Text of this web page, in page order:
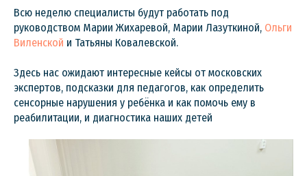
Всю неделю специалисты будут работать под
руководством Марии Жихаревой, Марии Лазуткиной, Ольги
Виленской и Татьяны Ковалевской.
Здесь нас ожидают интересные кейсы от московских
экспертов, подсказки для педагогов, как определить
сенсорные нарушения у ребёнка и как помочь ему в
реабилитации, и диагностика наших детей